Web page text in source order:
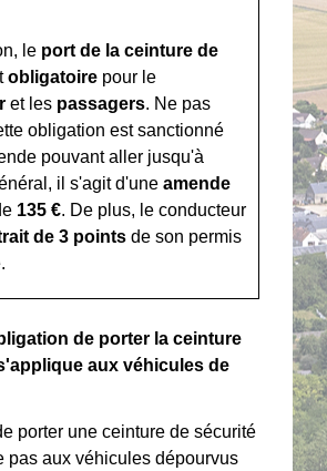
le port de la ceinture de
obligatoire pour le
et les passagers. Ne pas
obligation est sanctionné
pouvant aller jusqu'à
il s'agit d'uneamende
135 €. De plus, le conducteur
de 3 points de son permis
de porter la ceinture
aux véhicules de
porter une ceinture de sécurité
pas aux véhicules dépourvus